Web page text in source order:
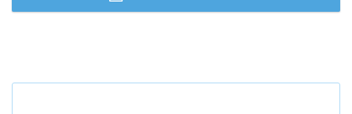
Что будет с наличными деньгами при цифровом